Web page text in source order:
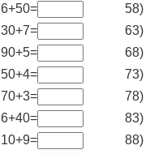
6+50=
58)
30+7=
63)
90+5=
68)
50+4=
73)
70+3=
78)
6+40=
83)
10+9=
88)